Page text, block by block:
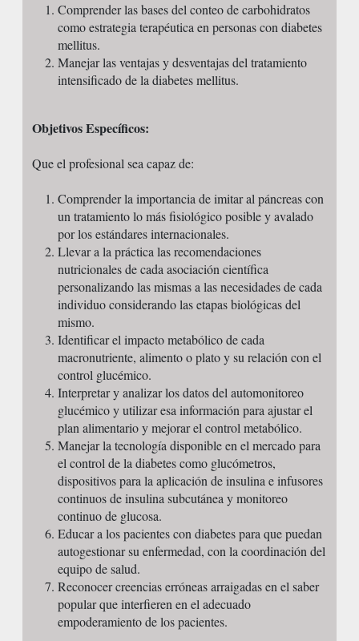
Comprender las bases del conteo de carbohidratos
como estrategia terapéutica en personas con diabetes
mellitus.
Manejar las ventajas y desventajas del tratamiento
intensificado de la diabetes mellitus.
Objetivos Específicos:
Que el profesional sea capaz de:
Comprender la importancia de imitar al páncreas con
un tratamiento lo más fisiológico posible y avalado
por los estándares internacionales.
Llevar a la práctica las recomendaciones
nutricionales de cada asociación científica
personalizando las mismas a las necesidades de cada
individuo considerando las etapas biológicas del
mismo.
Identificar el impacto metabólico de cada
macronutriente, alimento o plato y su relación con el
control glucémico.
Interpretar y analizar los datos del automonitoreo
glucémico y utilizar esa información para ajustar el
plan alimentario y mejorar el control metabólico.
Manejar la tecnología disponible en el mercado para
el control de la diabetes como glucómetros,
dispositivos para la aplicación de insulina e infusores
continuos de insulina subcutánea y monitoreo
continuo de glucosa.
Educar a los pacientes con diabetes para que puedan
autogestionar su enfermedad, con la coordinación del
equipo de salud.
Reconocer creencias erróneas arraigadas en el saber
popular que interfieren en el adecuado
empoderamiento de los pacientes.